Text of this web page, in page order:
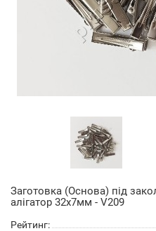
Заготовка (Основа) під
алігатор 32x7мм - V209
Рейтинг: